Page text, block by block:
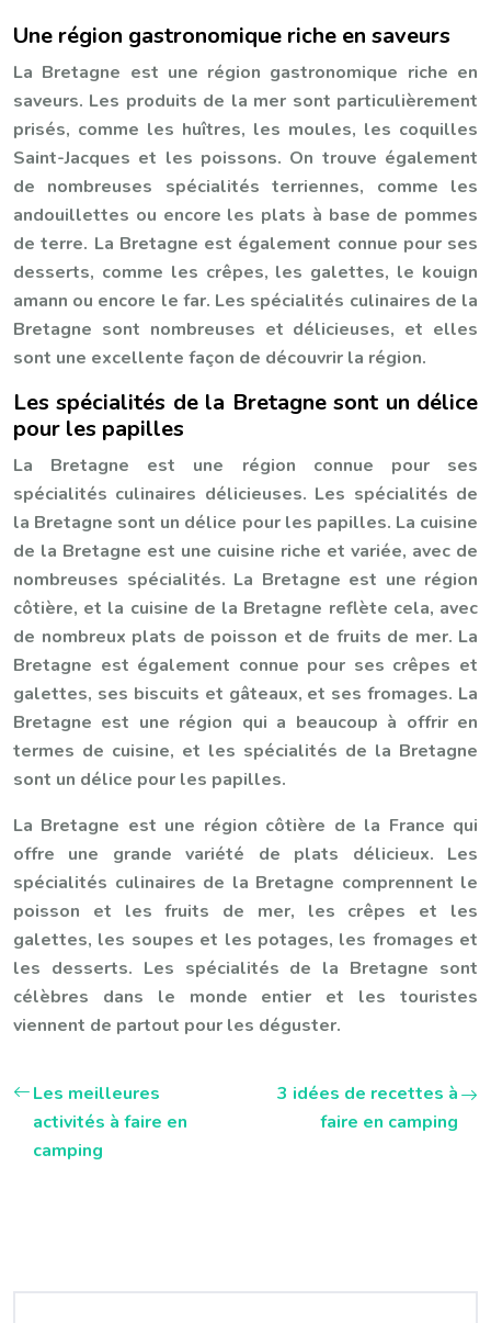
Une région gastronomique riche en saveurs
La Bretagne est une région gastronomique riche en
saveurs. Les produits de la mer sont particulièrement
prisés, comme les huîtres, les moules, les coquilles
Saint-Jacques et les poissons. On trouve également
de nombreuses spécialités terriennes, comme les
andouillettes ou encore les plats à base de pommes
de terre. La Bretagne est également connue pour ses
desserts, comme les crêpes, les galettes, le kouign
amann ou encore le far. Les spécialités culinaires de la
Bretagne sont nombreuses et délicieuses, et elles
sont une excellente façon de découvrir la région.
Les spécialités de la Bretagne sont un délice
pour les papilles
La Bretagne est une région connue pour ses
spécialités culinaires délicieuses. Les spécialités de
la Bretagne sont un délice pour les papilles. La cuisine
de la Bretagne est une cuisine riche et variée, avec de
nombreuses spécialités. La Bretagne est une région
côtière, et la cuisine de la Bretagne reflète cela, avec
de nombreux plats de poisson et de fruits de mer. La
Bretagne est également connue pour ses crêpes et
galettes, ses biscuits et gâteaux, et ses fromages. La
Bretagne est une région qui a beaucoup à offrir en
termes de cuisine, et les spécialités de la Bretagne
sont un délice pour les papilles.
La Bretagne est une région côtière de la France qui
offre une grande variété de plats délicieux. Les
spécialités culinaires de la Bretagne comprennent le
poisson et les fruits de mer, les crêpes et les
galettes, les soupes et les potages, les fromages et
les desserts. Les spécialités de la Bretagne sont
célèbres dans le monde entier et les touristes
viennent de partout pour les déguster.
Les meilleures
activités à faire en
camping
3 idées de recettes à
faire en camping